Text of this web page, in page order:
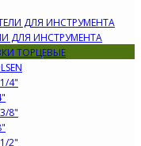
ДЛЯ ИНСТРУМЕНТА
ТОРЦЕВЫЕ